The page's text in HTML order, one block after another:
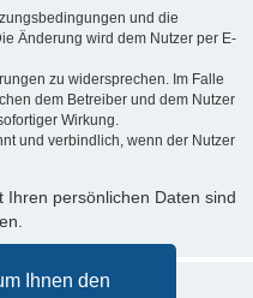
Ihnen den
und die
Änderung wird dem Nutzer per E-
zu widersprechen. Im Falle
dem Betreiber und dem Nutzer
Wirkung.
und verbindlich, wenn der Nutzer
persönlichen Daten sind